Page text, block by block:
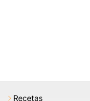
Recetas